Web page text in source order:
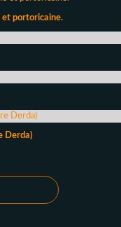
et portoricaine.
Derda)